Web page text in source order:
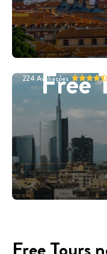
Free
224 Avaliações